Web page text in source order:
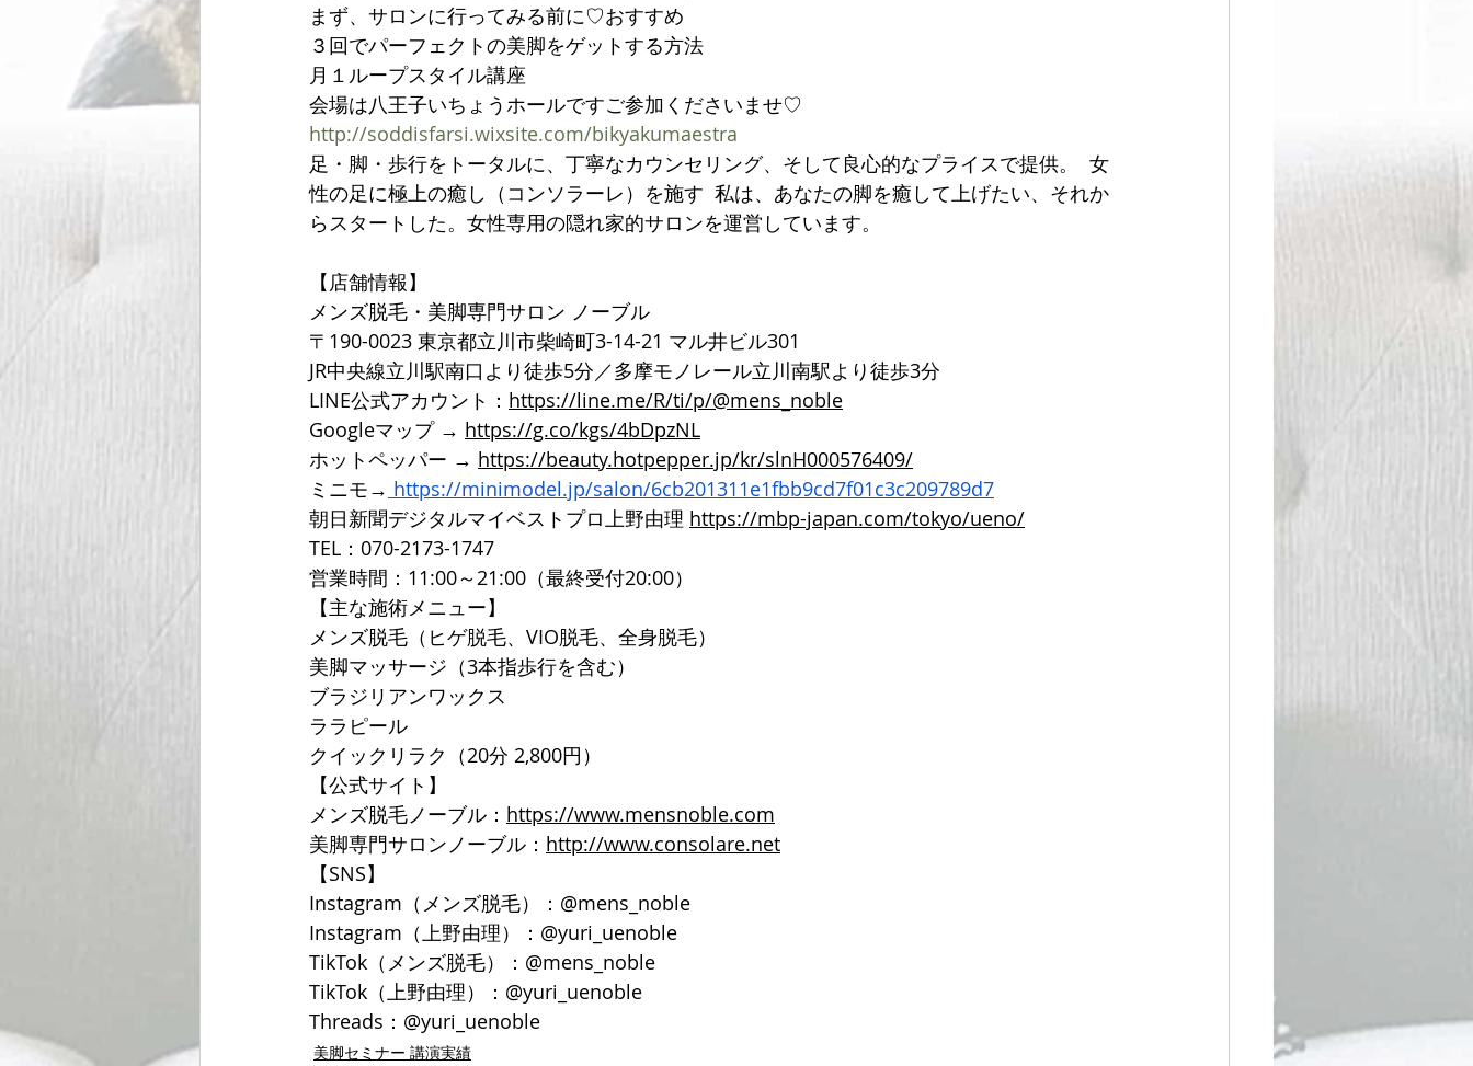
まず、サロンに行ってみる前に♡おすすめ
３回でパーフェクトの美脚をゲットする方法
月１ループスタイル講座
会場は八王子いちょうホールですご参加くださいませ♡
http://soddisfarsi.wixsite.com/bikyakumaestra
足・脚・歩行をトータルに、丁寧なカウンセリング、そして良心的なプライスで提供。  女
性の足に極上の癒し（コンソラーレ）を施す  私は、あなたの脚を癒して上げたい、それか
らスタートした。女性専用の隠れ家的サロンを運営しています。
【店舗情報】
メンズ脱毛・美脚専門サロン ノーブル
〒190-0023 東京都立川市柴崎町3-14-21 マル井ビル301
JR中央線立川駅南口より徒歩5分／多摩モノレール立川南駅より徒歩3分
LINE公式アカウント： https://line.me/R/ti/p/@mens_noble
Googleマップ → https://g.co/kgs/4bDpzNL
ホットペッパー → https://beauty.hotpepper.jp/kr/slnH000576409/
ミニモ→ https://minimodel.jp/salon/6cb201311e1fbb9cd7f01c3c209789d7
朝日新聞デジタルマイベストプロ上野由理 https://mbp-japan.com/tokyo/ueno/
TEL：070-2173-1747
営業時間：11:00～21:00（最終受付20:00）
【主な施術メニュー】
メンズ脱毛（ヒゲ脱毛、VIO脱毛、全身脱毛）
美脚マッサージ（3本指歩行を含む）
ブラジリアンワックス
ララピール
クイックリラク（20分 2,800円）
【公式サイト】
メンズ脱毛ノーブル： https://www.mensnoble.com
美脚専門サロンノーブル： http://www.consolare.net
【SNS】
Instagram（メンズ脱毛）：@mens_noble
Instagram（上野由理）：@yuri_uenoble
TikTok（メンズ脱毛）：@mens_noble
TikTok（上野由理）：@yuri_uenoble
Threads：@yuri_uenoble
美脚セミナー 講演実績